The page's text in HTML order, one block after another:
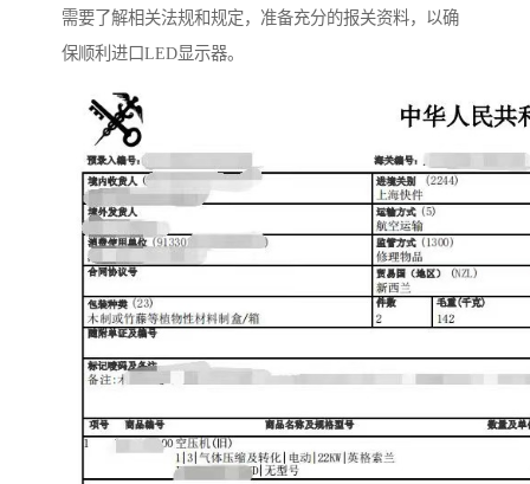
需要了解相关法规和规定，准备充分的报关资料，以确
保顺利进口LED显示器。